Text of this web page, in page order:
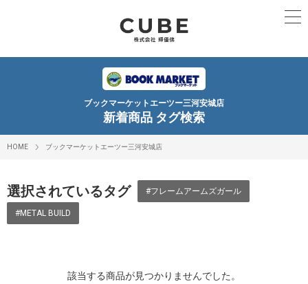
ブックマーケットエーツー三河安城店
新着商品 タグ検索
HOME ブックマーケットエーツー三河安城店
選択されているタグ #フレームアームズガール
#METAL BUILD
該当する商品が見つかりませんでした。